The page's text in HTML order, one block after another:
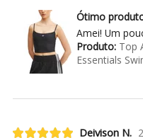
Ótimo
Amei! Um
Produto:Top
Essentials
Deivison N.